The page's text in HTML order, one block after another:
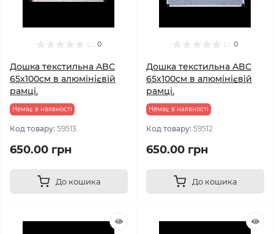
0
Дошка текстильна ABC
65х100см в алюмінієвій
рамці.
Немає в наявності
Код товару: 59513
650.00 грн
До кошика
0
Дошка текстильна ABC
65х100см в алюмінієвій
рамці.
Немає в наявності
Код товару: 59512
650.00 грн
До кошика